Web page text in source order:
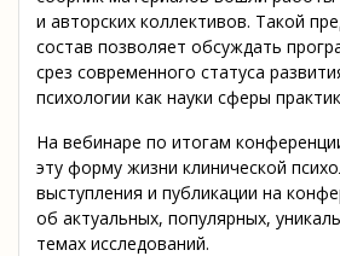
и авторских коллективов. Такой
состав позволяет обсуждать
срез современного статуса
психологии как науки сферы
На вебинаре по итогам
эту форму жизни клинической
выступления и публикации на
об актуальных, популярных,
темах исследований.